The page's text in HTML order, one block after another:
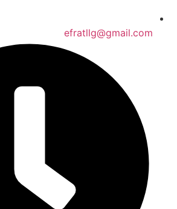
efratllg@gmail.com